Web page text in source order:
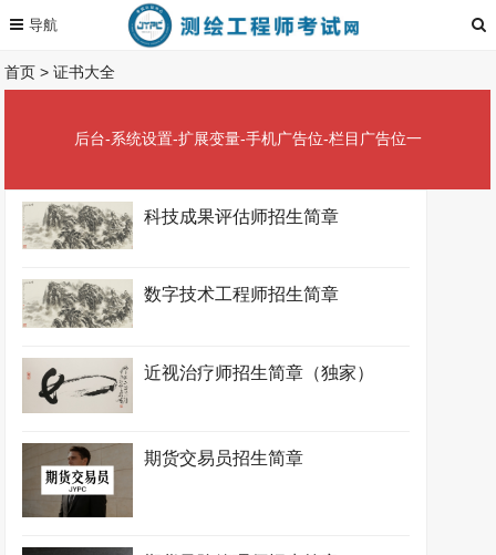
首页 >证书大全
后台-系统设置-扩展变量-手机广告位-栏目广告位一
科技成果评估师招生简章
数字技术工程师招生简章
近视治疗师招生简章（独家）
期货交易员招生简章